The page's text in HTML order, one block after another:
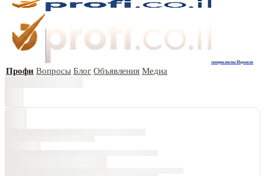
специалисты Израиля
Профи Вопросы Блог Объявления Медиа